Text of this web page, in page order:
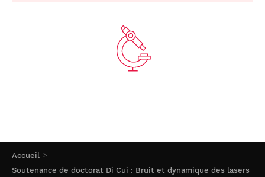
Accueil
Soutenance de doctorat Di Cui : Bruit et dynamique des lasers